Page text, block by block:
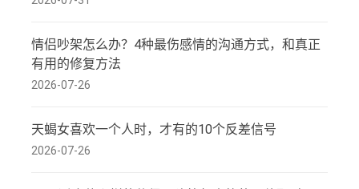
情侣吵架怎么办？4种最伤感情的沟通方式，和真正
有用的修复方法
2026-07-26
天蝎女喜欢一个人时，才有的10个反差信号
2026-07-26